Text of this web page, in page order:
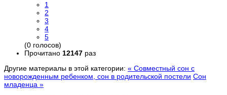
1
2
3
4
5
(0 голосов)
Прочитано 12147 раз
Другие материалы в этой категории: « Совместный сон с
новорожденным ребенком, сон в родительской постели Сон
младенца »